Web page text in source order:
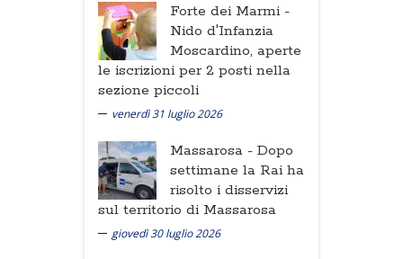
Forte dei Marmi -
Nido d'Infanzia
Moscardino, aperte
le iscrizioni per 2 posti nella
sezione piccoli
venerdì 31 luglio 2026
Massarosa - Dopo
settimane la Rai ha
risolto i disservizi
sul territorio di Massarosa
giovedì 30 luglio 2026